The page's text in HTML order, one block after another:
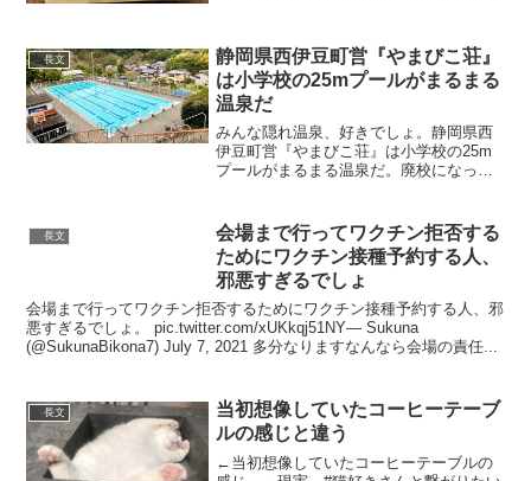
的な見た目に惹かれて合わない人を選ん
ではいけない合わない...
長文
静岡県西伊豆町営『やまびこ荘』
は小学校の25mプールがまるまる
温泉だ
みんな隠れ温泉、好きでしょ。静岡県西
伊豆町営『やまびこ荘』は小学校の25m
プールがまるまる温泉だ。廃校になった
もこの絶好の山景を400円で堪能できるプ
ール温泉は超気持ち...
長文
会場まで行ってワクチン拒否する
ためにワクチン接種予約する人、
邪悪すぎるでしょ
会場まで行ってワクチン拒否するためにワクチン接種予約する人、邪
悪すぎるでしょ。 pic.twitter.com/xUKkqj51NY— Sukuna
(@SukunaBikona7) July 7, 2021 多分なりますなんなら会場の責任...
長文
当初想像していたコーヒーテーブ
ルの感じと違う
←当初想像していたコーヒーテーブルの